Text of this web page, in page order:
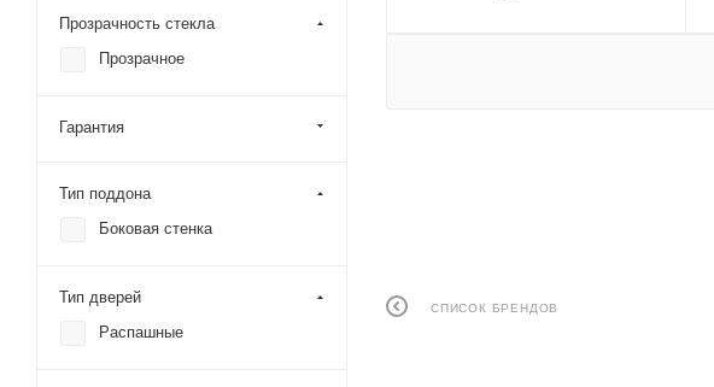
СПИСОК БРЕНДОВ
Прозрачность стекла
Прозрачное
Гарантия
Тип поддона
Боковая стенка
Тип дверей
Распашные